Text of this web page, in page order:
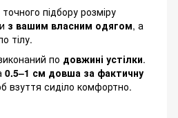
підбору розміру
з вашим власним одягом, а
тілу.
по довжині устілки.
0.5–1 см довша за фактичну
взуття сиділо комфортно.